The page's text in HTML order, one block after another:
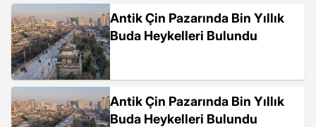
Antik Çin Pazarında Bin Yıllık
Buda Heykelleri Bulundu
Antik Çin Pazarında Bin Yıllık
Buda Heykelleri Bulundu